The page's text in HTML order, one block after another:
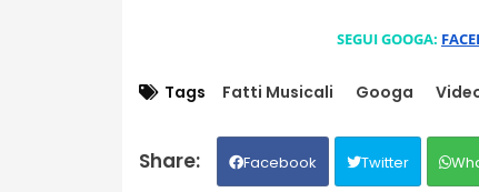
SEGUI GOOGA:
Tags Fatti Musicali Googa
Facebook Twitter